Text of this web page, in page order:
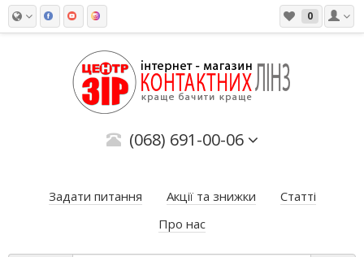
0
(068) 691-00-06
Задати питання Акції та знижки
Статті
Про нас